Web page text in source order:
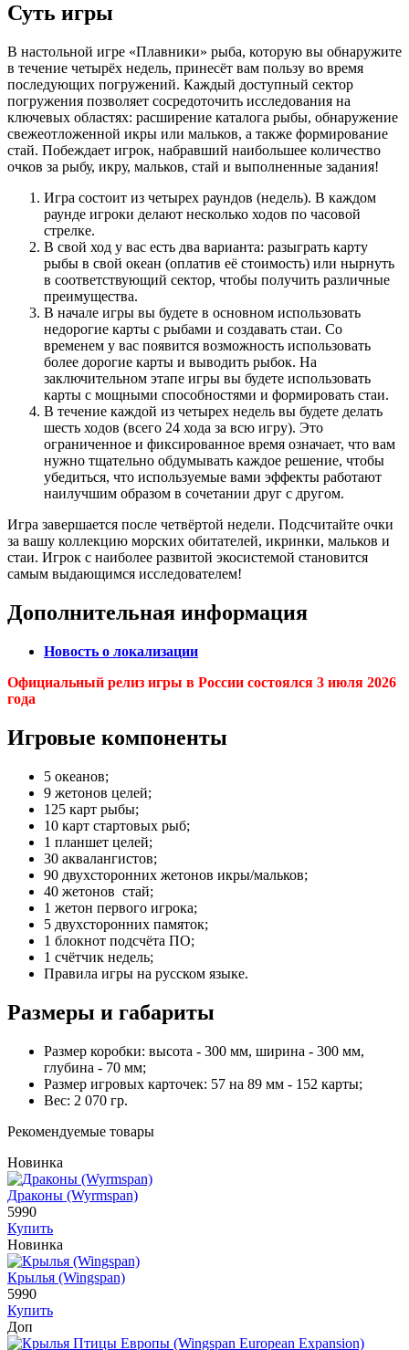
Суть игры
В настольной игре «Плавники» рыба, которую вы обнаружите
в течение четырёх недель, принесёт вам пользу во время
последующих погружений. Каждый доступный сектор
погружения позволяет сосредоточить исследования на
ключевых областях: расширение каталога рыбы, обнаружение
свежеотложенной икры или мальков, а также формирование
стай. Побеждает игрок, набравший наибольшее количество
очков за рыбу, икру, мальков, стай и выполненные задания!
Игра состоит из четырех раундов (недель). В каждом
раунде игроки делают несколько ходов по часовой
стрелке.
В свой ход у вас есть два варианта: разыграть карту
рыбы в свой океан (оплатив её стоимость) или нырнуть
в соответствующий сектор, чтобы получить различные
преимущества.
В начале игры вы будете в основном использовать
недорогие карты с рыбами и создавать стаи. Со
временем у вас появится возможность использовать
более дорогие карты и выводить рыбок. На
заключительном этапе игры вы будете использовать
карты с мощными способностями и формировать стаи.
В течение каждой из четырех недель вы будете делать
шесть ходов (всего 24 хода за всю игру). Это
ограниченное и фиксированное время означает, что вам
нужно тщательно обдумывать каждое решение, чтобы
убедиться, что используемые вами эффекты работают
наилучшим образом в сочетании друг с другом.
Игра завершается после четвёртой недели. Подсчитайте очки
за вашу коллекцию морских обитателей, икринки, мальков и
стаи. Игрок с наиболее развитой экосистемой становится
самым выдающимся исследователем!
Дополнительная информация
Новость о локализации
Официальный релиз игры в России состоялся 3 июля 2026
года
Игровые компоненты
5 океанов;
9 жетонов целей;
125 карт рыбы;
10 карт стартовых рыб;
1 планшет целей;
30 аквалангистов;
90 двухсторонних жетонов икры/мальков;
40 жетонов стай;
1 жетон первого игрока;
5 двухсторонних памяток;
1 блокнот подсчёта ПО;
1 счётчик недель;
Правила игры на русском языке.
Размеры и габариты
Размер коробки: высота - 300 мм, ширина - 300 мм,
глубина - 70 мм;
Размер игровых карточек: 57 на 89 мм - 152 карты;
Вес: 2 070 гр.
Рекомендуемые товары
Новинка
Драконы (Wyrmspan)
5990
Купить
Новинка
Крылья (Wingspan)
5990
Купить
Доп